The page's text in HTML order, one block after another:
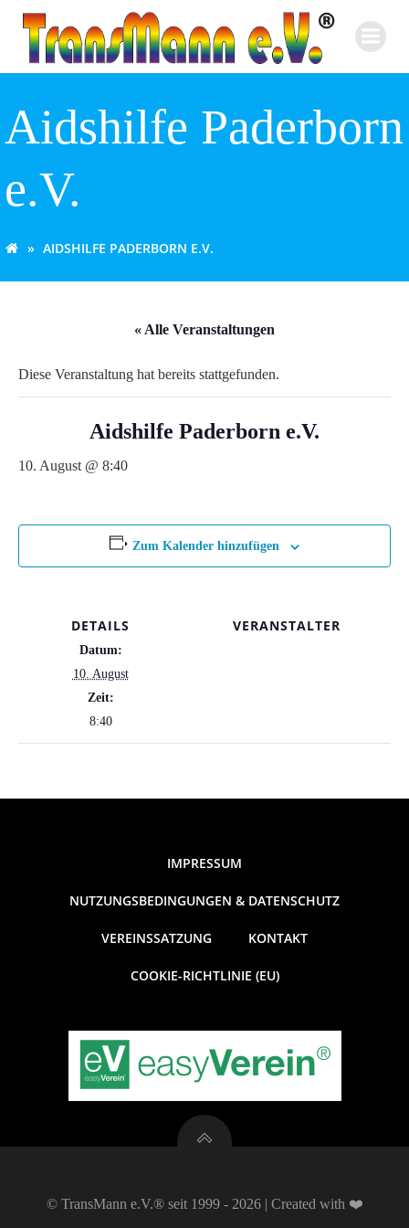
Inhalt
springen
Aidshilfe Paderborn
e.V.
AIDSHILFE PADERBORN E.V.
« Alle Veranstaltungen
Diese Veranstaltung hat bereits stattgefunden.
Aidshilfe Paderborn e.V.
10. August @ 8:40
Zum Kalender hinzufügen
DETAILS
Datum:
10. August
Zeit:
8:40
VERANSTALTER
IMPRESSUM
NUTZUNGSBEDINGUNGEN & DATENSCHUTZ
VEREINSSATZUNG KONTAKT
COOKIE-RICHTLINIE (EU)
© TransMann e.V.® seit 1999 - 2026 | Created with ❤️